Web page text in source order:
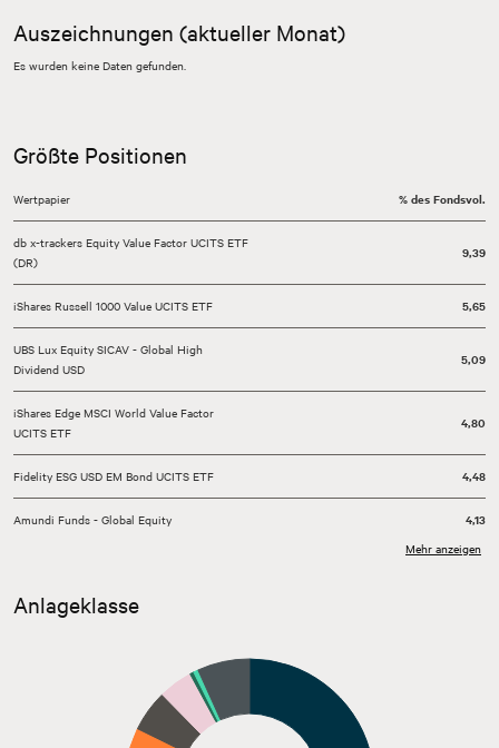
Auszeichnungen (aktueller Monat)
Es wurden keine Daten gefunden.
Größte Positionen
Wertpapier % des Fondsvol.
db x-trackers Equity Value Factor UCITS ETF
(DR)
9,39
iShares Russell 1000 Value UCITS ETF 5,65
UBS Lux Equity SICAV - Global High
Dividend USD
5,09
iShares Edge MSCI World Value Factor
UCITS ETF
4,80
Fidelity ESG USD EM Bond UCITS ETF 4,48
Amundi Funds - Global Equity 4,13
Mehr anzeigen
Anlageklasse